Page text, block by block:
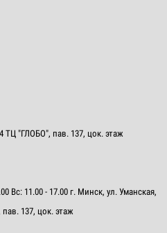
ТЦ "ГЛОБО", пав. 137, цок. этаж
Вс: 11.00 - 17.00 г. Минск, ул. Уманская,
137, цок. этаж